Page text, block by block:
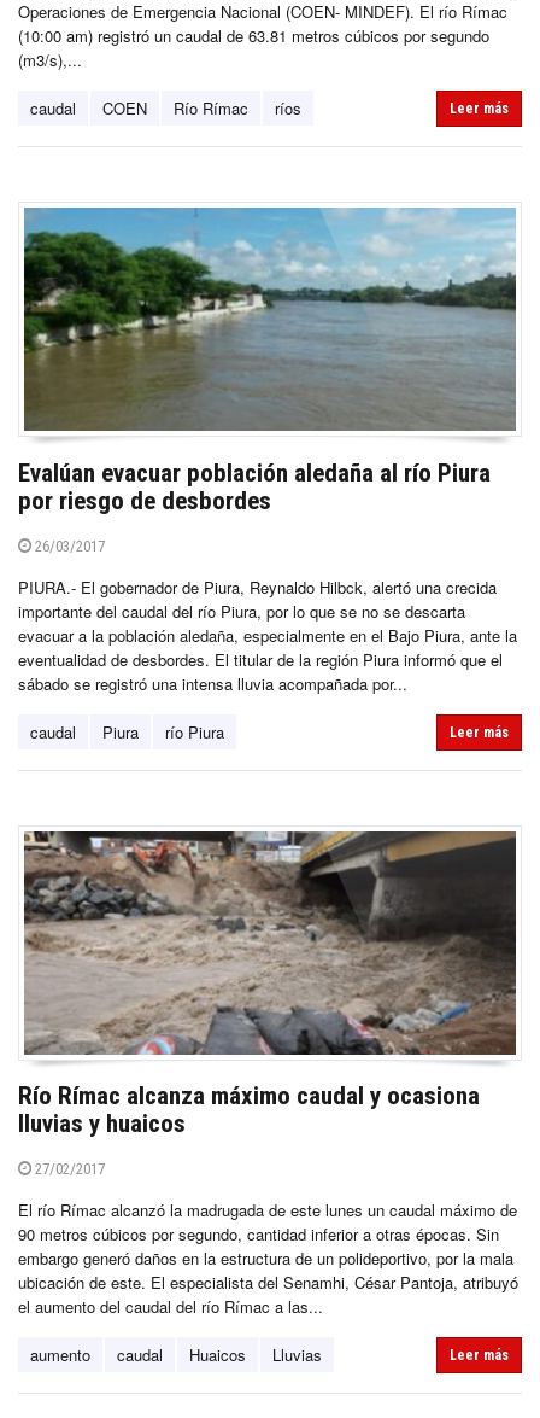
Operaciones de Emergencia Nacional (COEN- MINDEF). El río Rímac
(10:00 am) registró un caudal de 63.81 metros cúbicos por segundo
(m3/s),...
caudal COEN Río Rímac ríos Leer más
Evalúan evacuar población aledaña al río Piura
por riesgo de desbordes
26/03/2017
PIURA.- El gobernador de Piura, Reynaldo Hilbck, alertó una crecida
importante del caudal del río Piura, por lo que se no se descarta
evacuar a la población aledaña, especialmente en el Bajo Piura, ante la
eventualidad de desbordes. El titular de la región Piura informó que el
sábado se registró una intensa lluvia acompañada por...
caudal Piura río Piura Leer más
Río Rímac alcanza máximo caudal y ocasiona
lluvias y huaicos
27/02/2017
El río Rímac alcanzó la madrugada de este lunes un caudal máximo de
90 metros cúbicos por segundo, cantidad inferior a otras épocas. Sin
embargo generó daños en la estructura de un polideportivo, por la mala
ubicación de este. El especialista del Senamhi, César Pantoja, atribuyó
el aumento del caudal del río Rímac a las...
aumento caudal Huaicos Lluvias Leer más